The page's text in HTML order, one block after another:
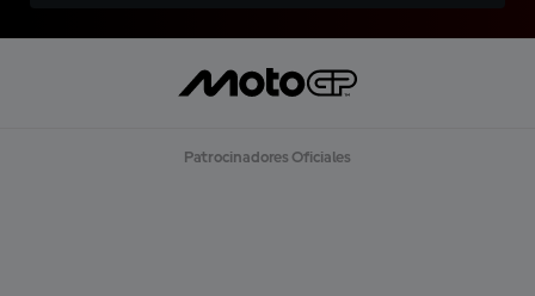
Patrocinadores Oficiales